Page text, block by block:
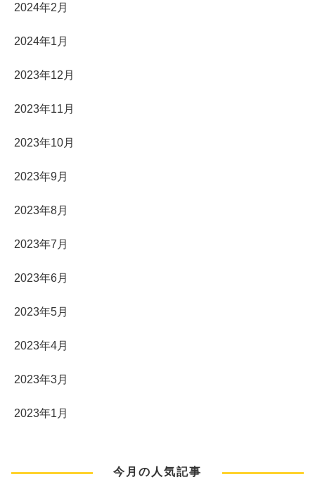
2024年2月
2024年1月
2023年12月
2023年11月
2023年10月
2023年9月
2023年8月
2023年7月
2023年6月
2023年5月
2023年4月
2023年3月
2023年1月
今月の人気記事